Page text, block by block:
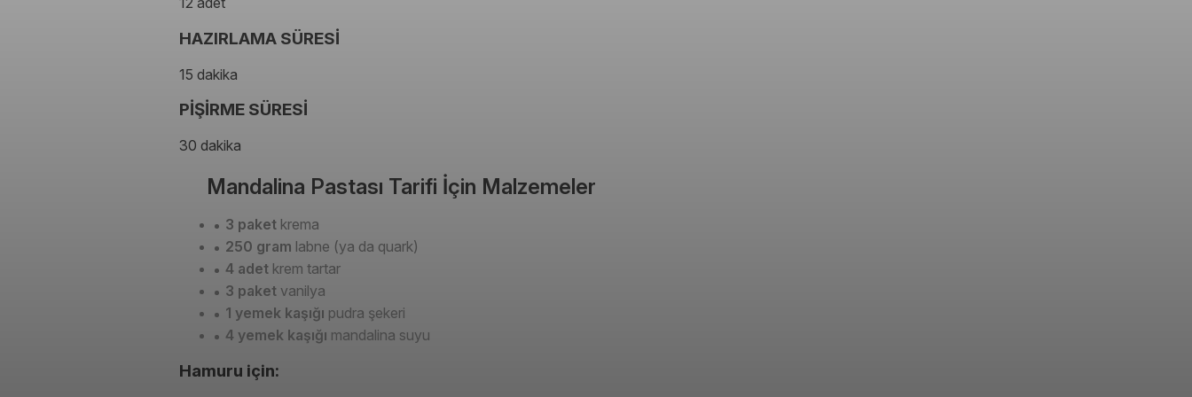
HAZIRLAMA SÜRESİ
15 dakika
PİŞİRME SÜRESİ
30 dakika
Mandalina Pastası Tarifi İçin Malzemeler
3 paket krema
250 gram labne (ya da quark)
4 adet krem tartar
3 paket vanilya
1 yemek kaşığı pudra şekeri
4 yemek kaşığı mandalina suyu
Hamuru için: